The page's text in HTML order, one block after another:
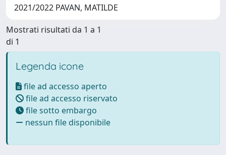
2021/2022 PAVAN, MATILDE
Mostrati risultati da 1 a 1
di 1
Legenda icone
file ad accesso aperto
file ad accesso riservato
file sotto embargo
nessun file disponibile